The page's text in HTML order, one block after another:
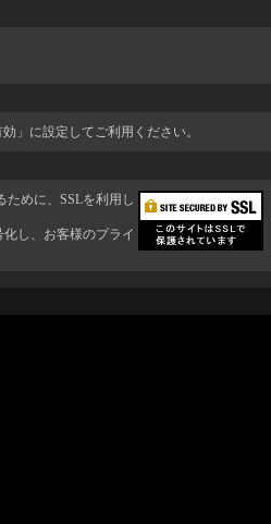
」に設定してご利用ください。
めに、SSLを利用し
し、お客様のプライ